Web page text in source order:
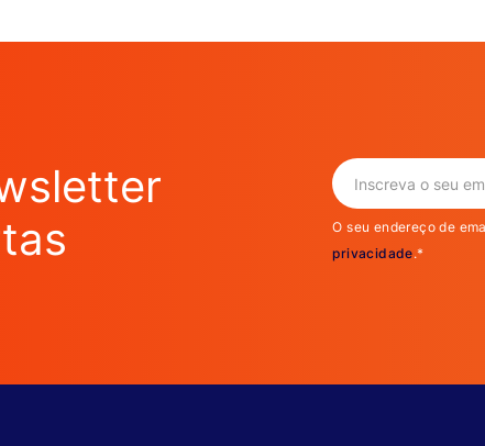
O seu endereço de
privacidade.*